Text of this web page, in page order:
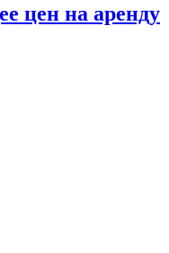
цен на аренду